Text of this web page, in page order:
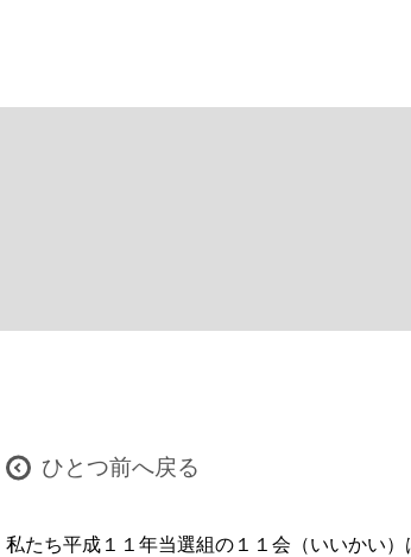
ひとつ前へ戻る
私たち平成１１年当選組の１１会（いいかい